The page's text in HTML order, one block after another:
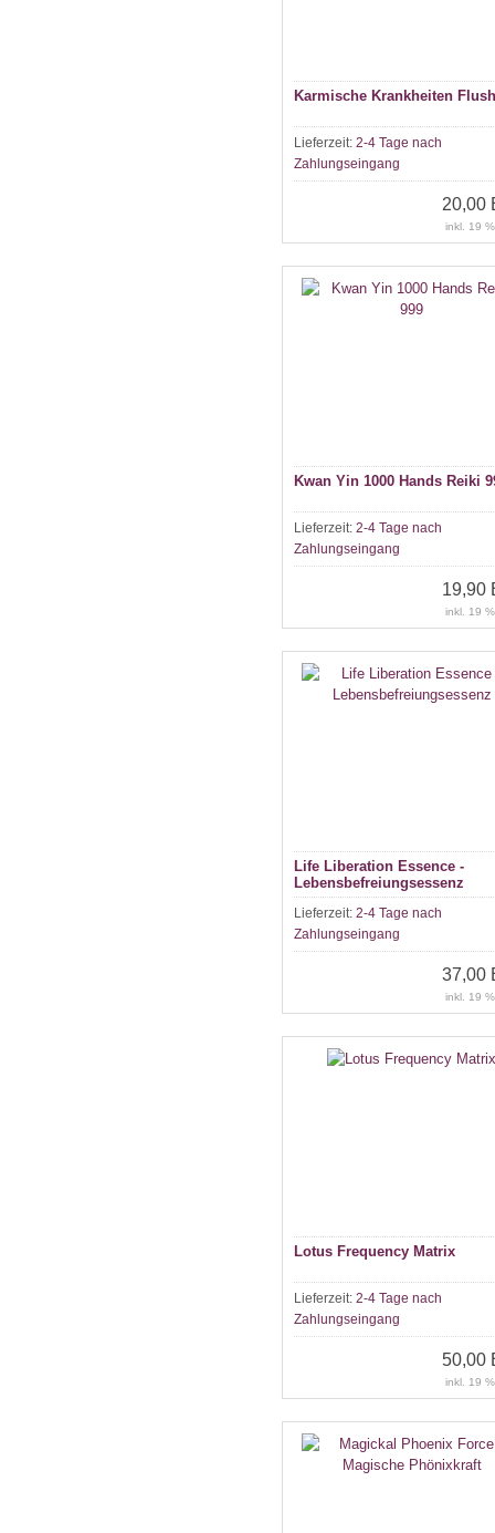
Karmische Krankheiten Flush
Lieferzeit: 2-4 Tage nach
Zahlungseingang
20,00
inkl. 19
Kwan Yin 1000 Hands Reiki
Lieferzeit: 2-4 Tage nach
Zahlungseingang
19,90
inkl. 19
Life Liberation Essence -
Lebensbefreiungsessenz
Lieferzeit: 2-4 Tage nach
Zahlungseingang
37,00
inkl. 19
Lotus Frequency Matrix
Lieferzeit: 2-4 Tage nach
Zahlungseingang
50,00
inkl. 19